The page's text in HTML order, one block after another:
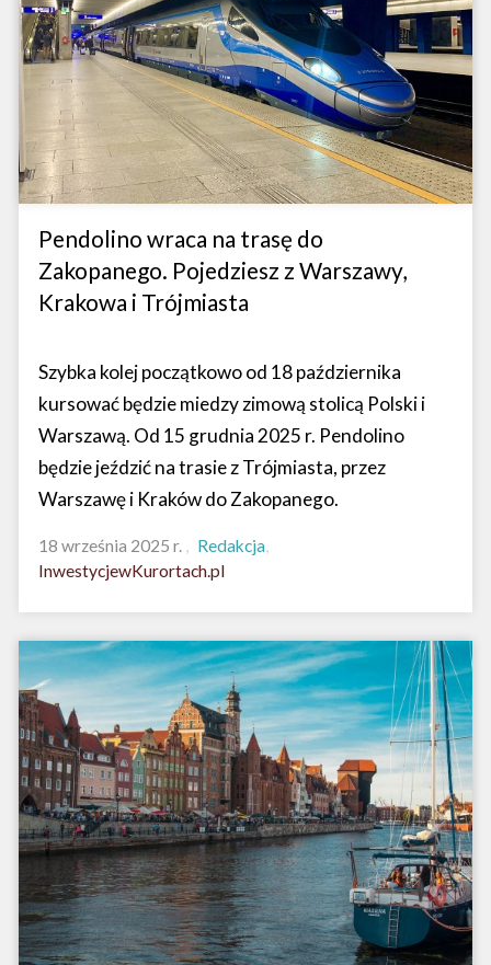
Pendolino wraca na trasę do
Zakopanego. Pojedziesz z Warszawy,
Krakowa i Trójmiasta
Szybka kolej początkowo od 18 października
kursować będzie miedzy zimową stolicą Polski i
Warszawą. Od 15 grudnia 2025 r. Pendolino
będzie jeździć na trasie z Trójmiasta, przez
Warszawę i Kraków do Zakopanego.
18 września 2025 r.
Redakcja
InwestycjewKurortach.pl